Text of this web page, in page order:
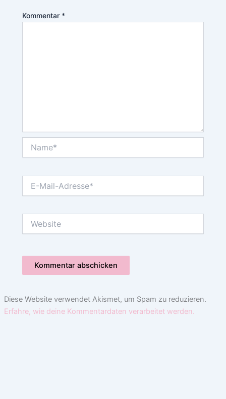
Kommentar *
Mail-
Diese Website verwendet Akismet, um Spam zu reduzieren.
Erfahre, wie deine Kommentardaten verarbeitet werden.